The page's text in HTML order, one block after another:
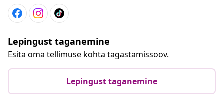
Lepingust taganemine
Esita oma tellimuse kohta tagastamissoov.
Lepingust taganemine